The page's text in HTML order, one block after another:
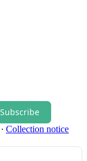
Subscribe
∙ Collection notice